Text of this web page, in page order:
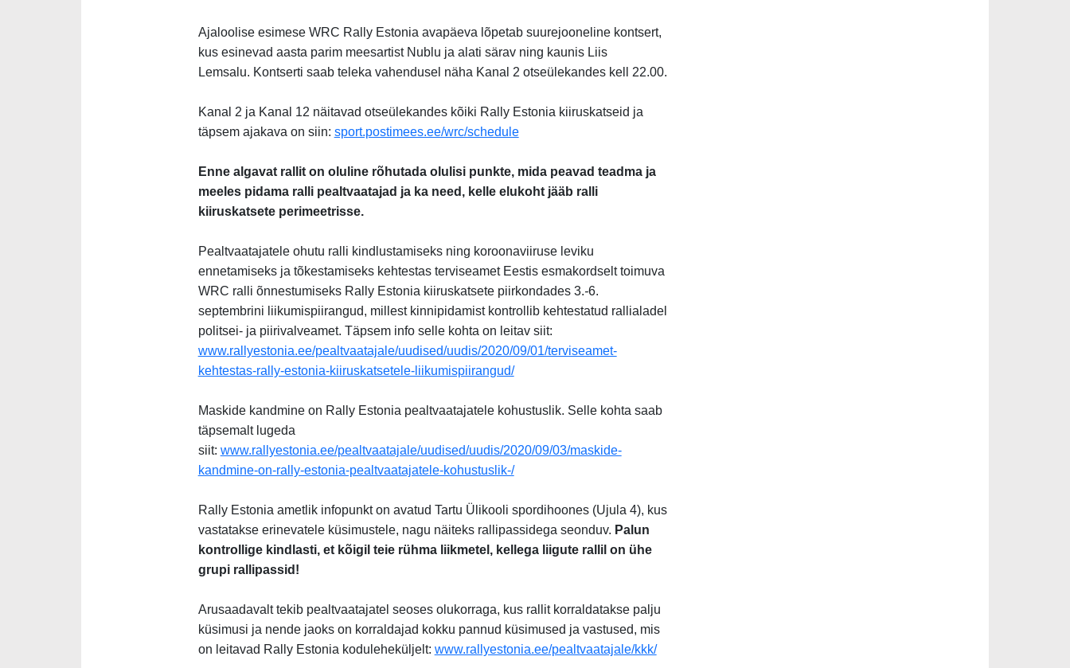
Ajaloolise esimese WRC Rally Estonia avapäeva lõpetab suurejooneline kontsert,
kus esinevad aasta parim meesartist Nublu ja alati särav ning kaunis Liis
Lemsalu. Kontserti saab teleka vahendusel näha Kanal 2 otseülekandes kell 22.00.
Kanal 2 ja Kanal 12 näitavad otseülekandes kõiki Rally Estonia kiiruskatseid ja
täpsem ajakava on siin: sport.postimees.ee/wrc/schedule
Enne algavat rallit on oluline rõhutada olulisi punkte, mida peavad teadma ja
meeles pidama ralli pealtvaatajad ja ka need, kelle elukoht jääb ralli
kiiruskatsete perimeetrisse.
Pealtvaatajatele ohutu ralli kindlustamiseks ning koroonaviiruse leviku
ennetamiseks ja tõkestamiseks kehtestas terviseamet Eestis esmakordselt toimuva
WRC ralli õnnestumiseks Rally Estonia kiiruskatsete piirkondades 3.-6.
septembrini liikumispiirangud, millest kinnipidamist kontrollib kehtestatud rallialadel
politsei- ja piirivalveamet. Täpsem info selle kohta on leitav siit:
www.rallyestonia.ee/pealtvaatajale/uudised/uudis/2020/09/01/terviseamet-
kehtestas-rally-estonia-kiiruskatsetele-liikumispiirangud/
Maskide kandmine on Rally Estonia pealtvaatajatele kohustuslik. Selle kohta saab
täpsemalt lugeda
siit: www.rallyestonia.ee/pealtvaatajale/uudised/uudis/2020/09/03/maskide-
kandmine-on-rally-estonia-pealtvaatajatele-kohustuslik-/
Rally Estonia ametlik infopunkt on avatud Tartu Ülikooli spordihoones (Ujula 4), kus
vastatakse erinevatele küsimustele, nagu näiteks rallipassidega seonduv. Palun
kontrollige kindlasti, et kõigil teie rühma liikmetel, kellega liigute rallil on ühe
grupi rallipassid!
Arusaadavalt tekib pealtvaatajatel seoses olukorraga, kus rallit korraldatakse palju
küsimusi ja nende jaoks on korraldajad kokku pannud küsimused ja vastused, mis
on leitavad Rally Estonia koduleheküljelt: www.rallyestonia.ee/pealtvaatajale/kkk/